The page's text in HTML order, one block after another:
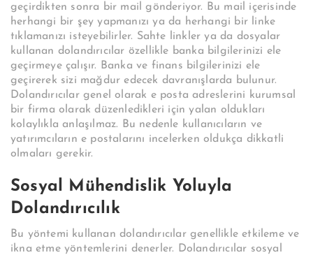
geçirdikten sonra bir mail gönderiyor. Bu mail içerisinde
herhangi bir şey yapmanızı ya da herhangi bir linke
tıklamanızı isteyebilirler. Sahte linkler ya da dosyalar
kullanan dolandırıcılar özellikle banka bilgilerinizi ele
geçirmeye çalışır. Banka ve finans bilgilerinizi ele
geçirerek sizi mağdur edecek davranışlarda bulunur.
Dolandırıcılar genel olarak e posta adreslerini kurumsal
bir firma olarak düzenledikleri için yalan oldukları
kolaylıkla anlaşılmaz. Bu nedenle kullanıcıların ve
yatırımcıların e postalarını incelerken oldukça dikkatli
olmaları gerekir.
Sosyal Mühendislik Yoluyla
Dolandırıcılık
Bu yöntemi kullanan dolandırıcılar genellikle etkileme ve
ikna etme yöntemlerini denerler. Dolandırıcılar sosyal